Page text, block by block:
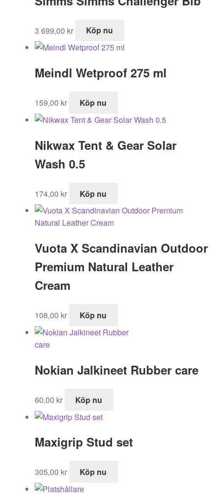
3 699,00 kr Köp nu
Meindl Wetproof 275 ml
159,00 kr Köp nu
Nikwax Tent & Gear Solar
Wash 0.5
174,00 kr Köp nu
Vuota X Scandinavian Outdoor
Premium Natural Leather
Cream
108,00 kr Köp nu
Nokian Jalkineet Rubber care
60,00 kr Köp nu
Maxigrip Stud set
305,00 kr Köp nu